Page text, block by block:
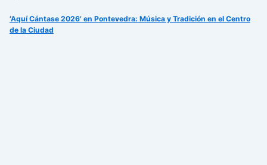
‘Aquí Cántase 2026’ en Pontevedra: Música y Tradición en el Centro
de la Ciudad